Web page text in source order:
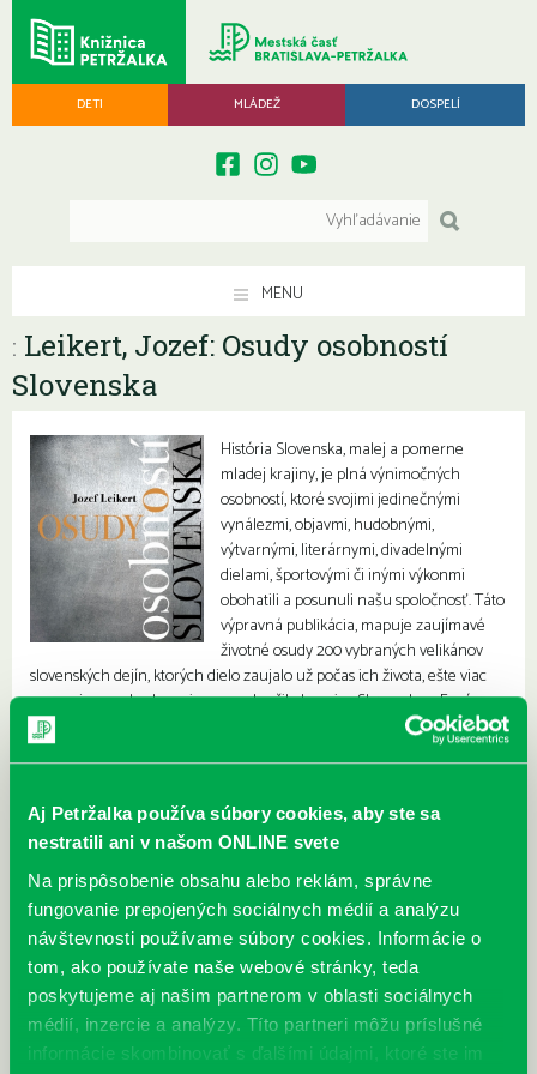
Aj Petržalka používa súbory cookies, aby ste sa
nestratili ani v našom ONLINE svete
Na prispôsobenie obsahu alebo reklám, správne
fungovanie prepojených sociálnych médií a analýzu
návštevnosti používame súbory cookies. Informácie o
tom, ako používate naše webové stránky, teda
poskytujeme aj našim partnerom v oblasti sociálnych
médií, inzercie a analýzy. Títo partneri môžu príslušné
informácie skombinovať s ďalšími údajmi, ktoré ste im
DETI MLÁDEŽ DOSPELÍ
MENU
: Leikert, Jozef: Osudy osobností
Slovenska
História Slovenska, malej a pomerne
mladej krajiny, je plná výnimočných
osobností, ktoré svojimi jedinečnými
vynálezmi, objavmi, hudobnými,
výtvarnými, literárnymi, divadelnými
dielami, športovými či inými výkonmi
obohatili a posunuli našu spoločnosť. Táto
výpravná publikácia, mapuje zaujímavé
životné osudy 200 vybraných velikánov
slovenských dejín, ktorých dielo zaujalo už počas ich života, ešte viac
rezonuje po rokoch, a nie raz prekročilo hranice Slovenska a Európy.